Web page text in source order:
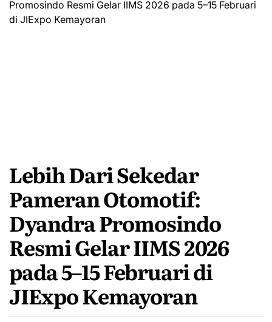
Lebih Dari Sekedar
Pameran Otomotif:
Dyandra Promosindo
Resmi Gelar IIMS 2026
pada 5–15 Februari di
JIExpo Kemayoran